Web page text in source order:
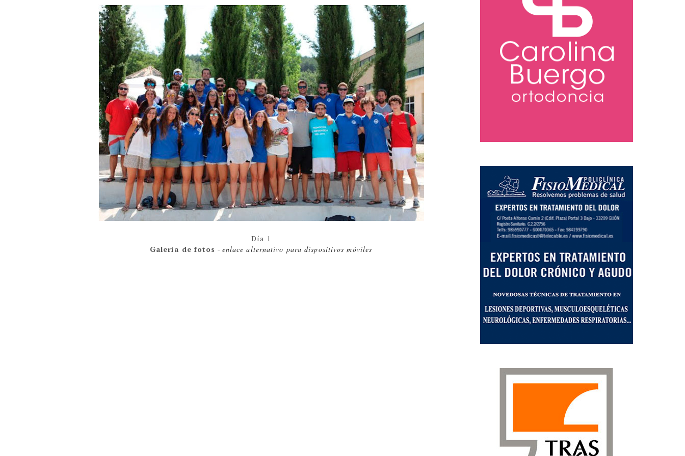
Día 1
Galería de fotos - enlace alternativo para dispositivos móviles